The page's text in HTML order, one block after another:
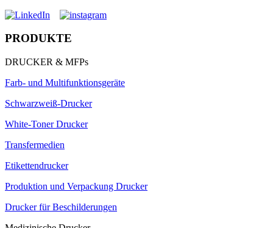
PRODUKTE
DRUCKER & MFPs
Farb- und Multifunktionsgeräte
Schwarzweiß-Drucker
White-Toner Drucker
Transfermedien
Etikettendrucker
Produktion und Verpackung Drucker
Drucker für Beschilderungen